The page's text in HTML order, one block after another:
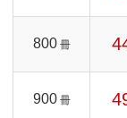
800 冊
900 冊